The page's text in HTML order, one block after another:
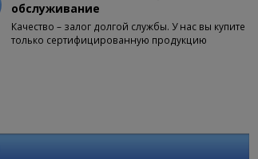
обслуживание
Качество – залог долгой службы. У нас вы купите
только сертифицированную продукцию